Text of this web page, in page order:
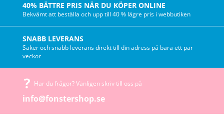
40% BÄTTRE PRIS NÄR DU KÖPER ONLINE
Bekvämt att beställa och upp till 40 % lägre pris i webbutiken
SNABB LEVERANS
Säker och snabb leverans direkt till din adress på bara ett par
veckor
Har du frågor? Vänligen skriv till oss på
info@fonstershop.se